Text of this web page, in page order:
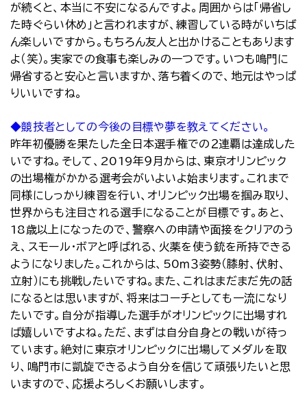
が続くと、本当に不安になるんですよ。周囲からは「帰省し
た時ぐらい休め」と言われますが、練習している時がいちば
ん楽しいですから。もちろん友人と出かけることもあります
よ（笑）。実家での食事も楽しみの一つです。いつも鳴門に
帰省すると安心と言いますか、落ち着くので、地元はやっぱ
りいいですね。
◆競技者としての今後の目標や夢を教えてください。
昨年初優勝を果たした全日本選手権での２連覇は達成した
いですね。そして、2019年９月からは、東京オリンピック
の出場権がかかる選考会がいよいよ始まります。これまで
同様にしっかり練習を行い、オリンピック出場を掴み取り、
世界からも注目される選手になることが目標です。あと、
18歳以上になったので、警察への申請や面接をクリアのう
え、スモール・ボアと呼ばれる、火薬を使う銃を所持できる
ようになりました。これからは、50ｍ３姿勢（膝射、伏射、
立射）にも挑戦したいですね。また、これはまだまだ先の話
になるとは思いますが、将来はコーチとしても一流になり
たいです。自分が指導した選手がオリンピックに出場すれ
ば嬉しいですよね。ただ、まずは自分自身との戦いが待っ
ています。絶対に東京オリンピックに出場してメダルを取
り、鳴門市に凱旋できるよう自分を信じて頑張りたいと思
いますので、応援よろしくお願いします。